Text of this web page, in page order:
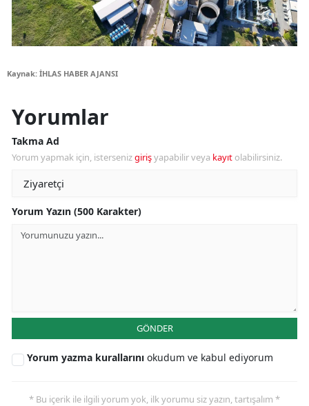
Kaynak: İHLAS HABER AJANSI
Yorumlar
Takma Ad
Yorum yapmak için, istersenizgirişyapabilir veya kayıt olabilirsiniz.
Yorum Yazın (500 Karakter)
GÖNDER
Yorum yazma kurallarını okudum ve kabul ediyorum
* Bu içerik ile ilgili yorum yok, ilk yorumu siz yazın, tartışalım *